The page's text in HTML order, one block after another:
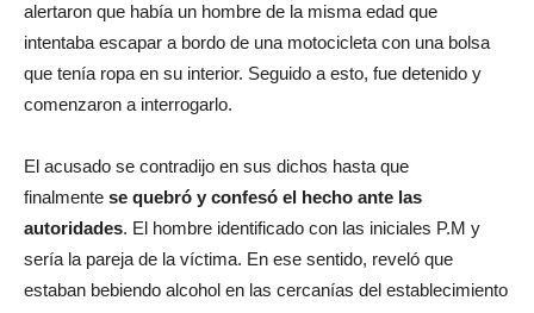
alertaron que había un hombre de la misma edad que
intentaba escapar a bordo de una motocicleta con una bolsa
que tenía ropa en su interior. Seguido a esto, fue detenido y
comenzaron a interrogarlo.
El acusado se contradijo en sus dichos hasta que
finalmente se quebró y confesó el hecho ante las
autoridades. El hombre identificado con las iniciales P.M y
sería la pareja de la víctima. En ese sentido, reveló que
estaban bebiendo alcohol en las cercanías del establecimiento